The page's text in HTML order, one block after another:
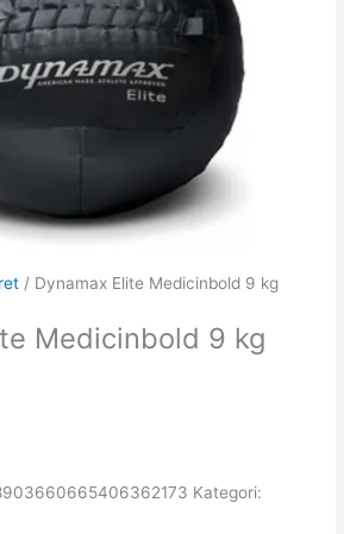
/ Dynamax Elite Medicinbold 9 kg
Medicinbold 9 kg
Kategori: